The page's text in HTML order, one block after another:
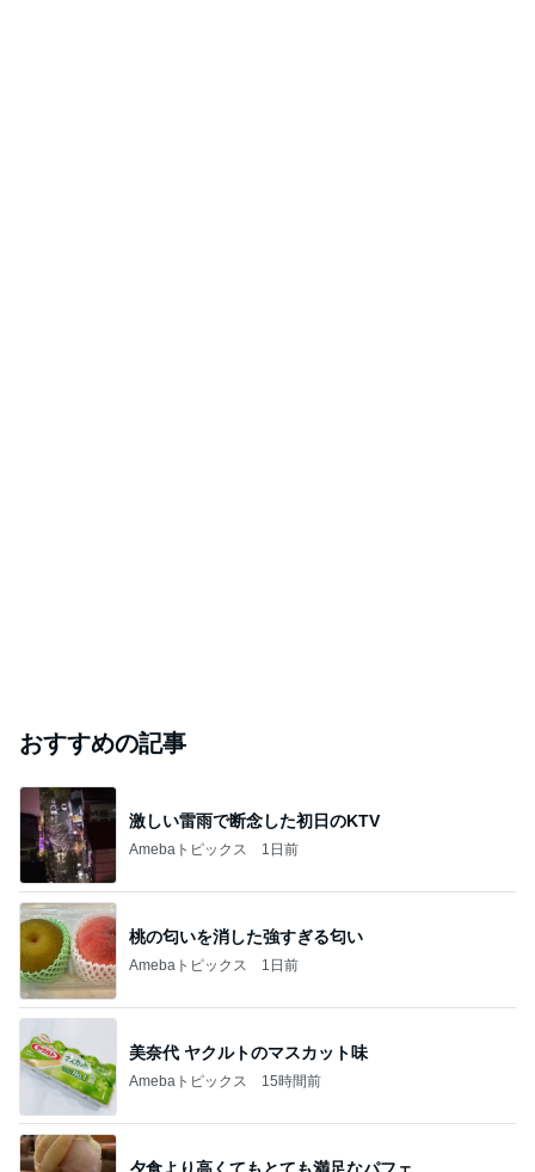
おすすめの記事
激しい雷雨で断念した初日のKTV
Amebaトピックス 1日前
桃の匂いを消した強すぎる匂い
Amebaトピックス 1日前
美奈代 ヤクルトのマスカット味
Amebaトピックス 15時間前
夕食より高くてもとても満足なパフェ